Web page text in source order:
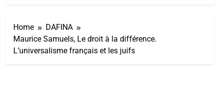
Home
DAFINA
Maurice Samuels, Le droit à la différence.
L’universalisme français et les juifs